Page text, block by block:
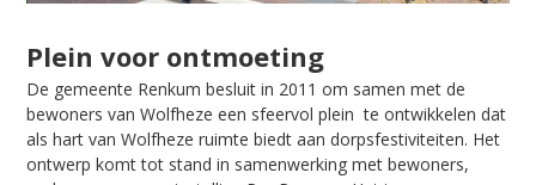
Plein voor ontmoeting
De gemeente Renkum besluit in 2011 om samen met de
bewoners van Wolfheze een sfeervol plein te ontwikkelen dat
als hart van Wolfheze ruimte biedt aan dorpsfestiviteiten. Het
ontwerp komt tot stand in samenwerking met bewoners,